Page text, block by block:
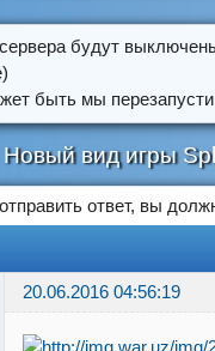
будут
быть мы
Новый вид игры
ответ, вы
20.06.2016 04:56:19